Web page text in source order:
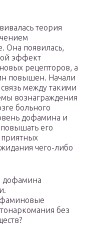
теория
Она появилась,
эффект
рецепторов, а
повышен. Начали
между такими
вознаграждения
больного
дофамина и
его
чего-либо
дофамина
без